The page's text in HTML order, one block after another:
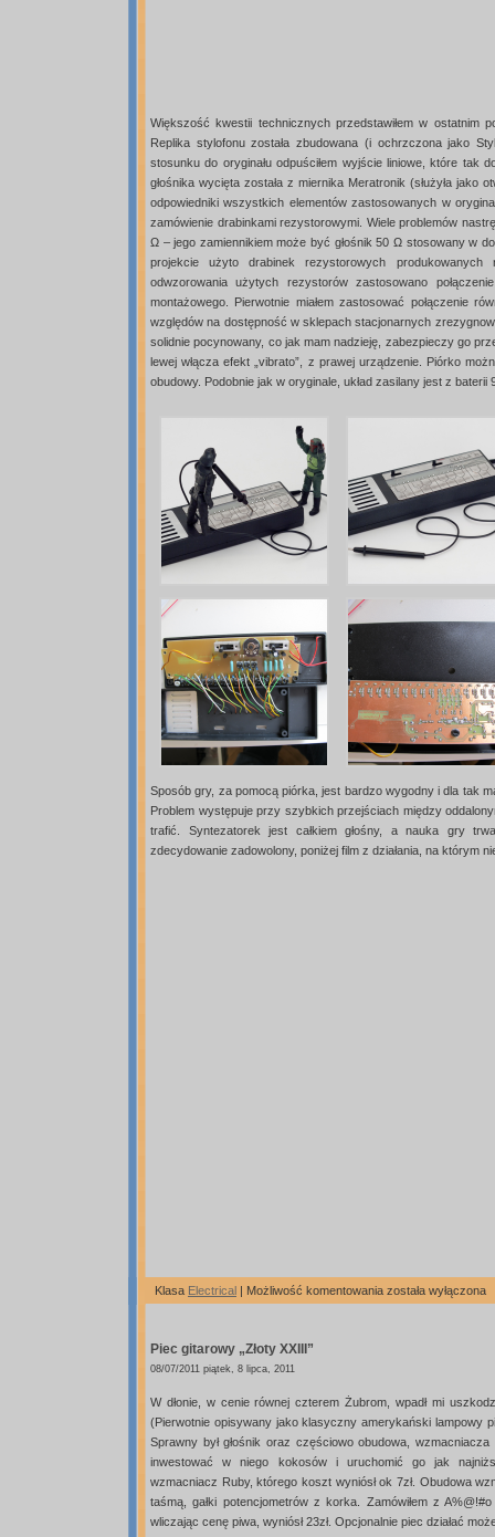
Większość kwestii technicznych przedstawiłem w ostatnim
Replika stylofonu została zbudowana (i ochrzczona jako
stosunku do oryginału odpuściłem wyjście liniowe, które tak
głośnika wycięta została z miernika Meratronik (służyła jako
odpowiedniki wszystkich elementów zastosowanych w
zamówienie drabinkami rezystorowymi. Wiele problemów
Ω – jego zamiennikiem może być głośnik 50 Ω stosowany w
projekcie użyto drabinek rezystorowych produkowanych
odwzorowania użytych rezystorów zastosowano
montażowego. Pierwotnie miałem zastosować połączenie
względów na dostępność w sklepach stacjonarnych
solidnie pocynowany, co jak mam nadzieję, zabezpieczy go
lewej włącza efekt „vibrato”, z prawej urządzenie. Piórko
obudowy. Podobnie jak w oryginale, układ zasilany jest z baterii
Sposób gry, za pomocą piórka, jest bardzo wygodny i dla tak
Problem występuje przy szybkich przejściach między
trafić. Syntezatorek jest całkiem głośny, a nauka gry
zdecydowanie zadowolony, poniżej film z działania, na którym
Klasa Electrical | Możliwość komentowania Stylosynth70
została wyłączona
Piec gitarowy „Złoty XXIII”
08/07/2011 piątek, 8 lipca, 2011
W dłonie, w cenie równej czterem Żubrom, wpadł mi
(Pierwotnie opisywany jako klasyczny amerykański lampowy
Sprawny był głośnik oraz częściowo obudowa, wzmacniacza
inwestować w niego kokosów i uruchomić go jak
wzmacniacz Ruby, którego koszt wyniósł ok 7zł. Obudowa
taśmą, gałki potencjometrów z korka. Zamówiłem z
wliczając cenę piwa, wyniósł 23zł. Opcjonalnie piec działać